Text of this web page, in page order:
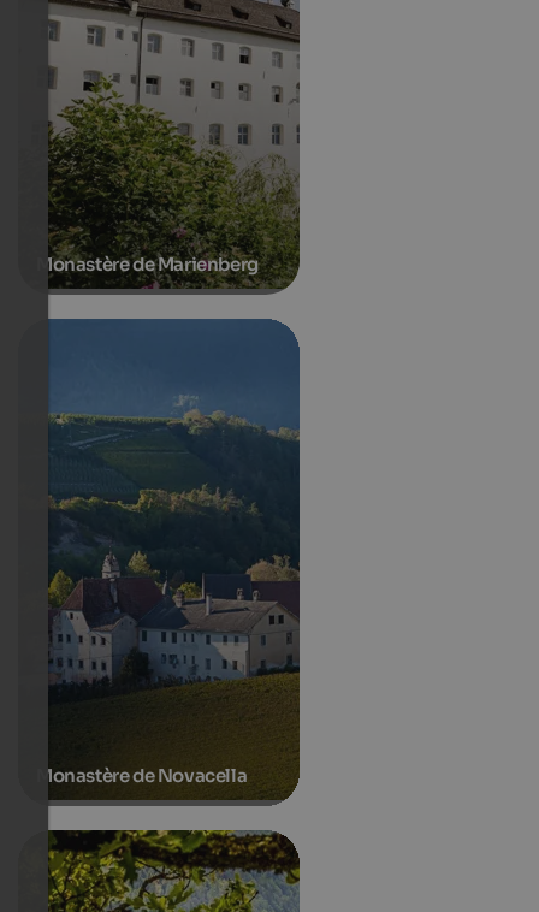
Monastère de Marienberg
Monastère de Novacella